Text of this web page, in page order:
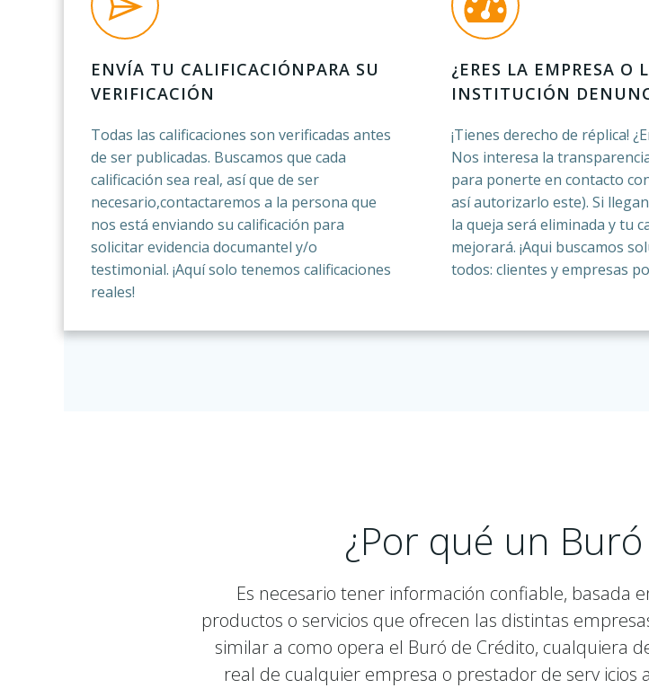
ENVÍA TU CALIFICACIÓNPARA SU
VERIFICACIÓN
Todas las calificaciones son verificadas antes
de ser publicadas. Buscamos que cada
calificación sea real, así que de ser
necesario,contactaremos a la persona que
nos está enviando su calificación para
solicitar evidencia documantel y/o
testimonial. ¡Aquí solo tenemos calificaciones
reales!
¿ERES LA EMPRESA O
INSTITUCIÓN
¡Tienes derecho de réplica!
Nos interesa la
para ponerte en contacto
así autorizarlo este). Si
la queja será eliminada y tu
mejorará. ¡Aqui buscamos
todos: clientes y empresas
¿Por qué un
Es necesario tener información confiable, basada
productos o servicios que ofrecen las distintas
similar a como opera el Buró de Crédito, cualquiera
real de cualquier empresa o prestador de serv